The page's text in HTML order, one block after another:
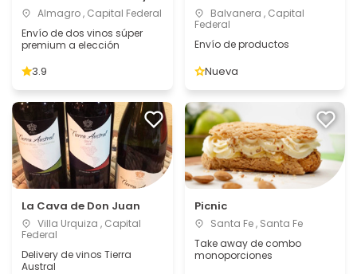
Almagro , Capital Federal
Envío de dos vinos súper
premium a elección
3.9
Balvanera , Capital
Federal
Envío de productos
Nueva
La Cava de Don Juan
Villa Urquiza , Capital
Federal
Delivery de vinos Tierra
Austral
Picnic
Santa Fe , Santa Fe
Take away de combo
monoporciones